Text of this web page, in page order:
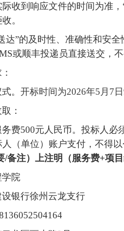
收到响应文件的时间为准
。
达”的及时性、准确性和安
或顺丰投递员直接送交，不
。 开标时间为2026年5月7日
：
费500元人民币。投标人必
（单位）账户支付，不得
备注）上注明（服务费+项目
院
银行徐州云龙支行